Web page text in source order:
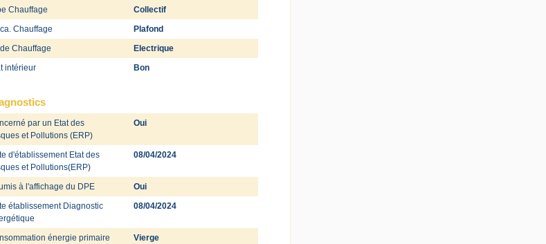
Chauffage
Collectif
Chauffage
Plafond
Chauffage
Electrique
intérieur
Bon
par un Etat des
et Pollutions (ERP)
Oui
d'établissement Etat des
et Pollutions(ERP)
08/04/2024
à l'affichage du DPE
Oui
établissement Diagnostic
08/04/2024
énergie primaire Vierge